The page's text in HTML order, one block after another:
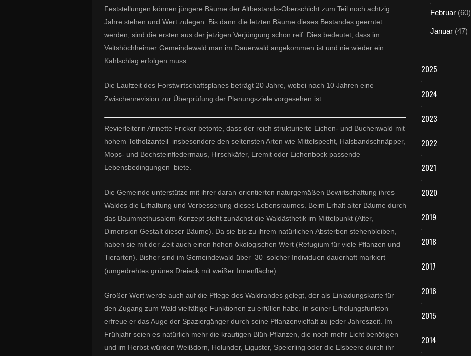
Feststellungen können jüngere Bäume der Altbestands-Oberschicht zum Teil noch achtzig
Jahre stehen und Wert zulegen. Bis dann die letzten Bäume dieses Bestandes geerntet
werden, sind die ersten aus der jetzigen Verjüngung schon reif. Dies bedeutet, dass im
Veitshöchheimer Gemeindewald man im Dauerwald angekommen ist und nie wieder ein
Kahlschlag erfolgen muss.
Die Laufzeit des Forstwirtschaftsplanes beträgt 20 Jahre, wobei nach 10 Jahren eine
Zwischenrevision zur Überprüfung der Planungsziele vorgesehen ist.
Revierleiterin Annette Fricker betonte, dass der reich strukturierte Eichen- und Buchenwald mit
hohem Totholzanteil insbesondere den seltensten Arten wie Mittelspecht, Halsbandschnäpper,
Mops- und Bechsteinfledermaus, Hirschkäfer, Eremit oder Eichenbock passende
Lebensbedingungen biete.
Die Gemeinde unterstütze mit ihrer daran orientierten naturgemäßen Bewirtschaftung ihres
Waldes die Erhaltung und Verbesserung dieses Lebensraumes. Beim Erhalt alter Bäume durch
das Baummethusalem-Konzept steht zunächst die Waldästhetik im Mittelpunkt (Alter,
Dimension Gestalt dieser Bäume). Da sie bis zu ihrem natürlichen Absterben stehenbleiben,
haben sie mit der Zeit auch einen hohen ökologischen Wert (Refugium für viele Pflanzen und
Tierarten). Bisher sind im Gemeindewald über 30 solcher Individuen dauerhaft markiert
(umgedrehtes grünes Dreieck mit weißer Innenfläche).
Großer Wert werde auch auf die Pflege des Waldrandes gelegt, der als Einladungskarte für
den Zugang zum Wald vielfältige Funktionen zu erfüllen habe. In seiner Erholungsfunkton
erfreue er das Auge der Spaziergänger durch seine Pflanzenvielfalt zu jeder Jahreszeit. Im
Frühjahr seien es natürlich mehr die krautigen Blüh-Pflanzen, die noch mehr Licht benötigen
und im Herbst würden Weißdorn, Holunder, Liguster, Speierling oder die Elsbeere durch ihr
Februar (60)
Januar (47)
2025
2024
2023
2022
2021
2020
2019
2018
2017
2016
2015
2014